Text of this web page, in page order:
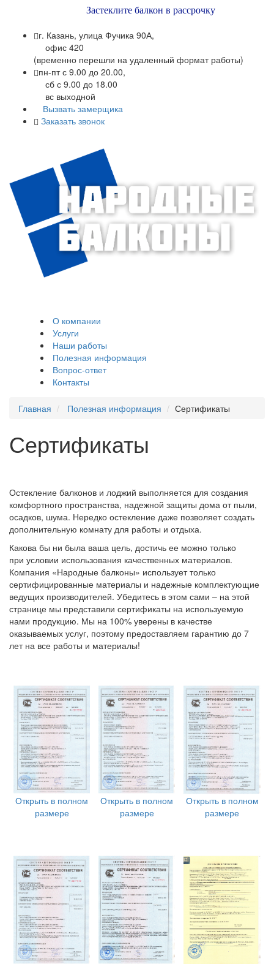
Застеклите балкон в рассрочку
г. Казань, улица Фучика 90А,
офис 420
(временно перешли на удаленный формат работы)
пн-пт с 9.00 до 20.00,
сб с 9.00 до 18.00
вс выходной
Вызвать замерщика
Заказать звонок
О компании
Услуги
Наши работы
Полезная информация
Вопрос-ответ
Контакты
Главная Полезная информация Сертификаты
Сертификаты
Остекление балконов и лоджий выполняется для создания
комфортного пространства, надежной защиты дома от пыли,
осадков, шума. Нередко остекление даже позволяет создать
дополнительную комнату для работы и отдыха.
Какова бы ни была ваша цель, достичь ее можно только
при условии использования качественных материалов.
Компания «Народные балконы» использует только
сертифицированные материалы и надежные комплектующие
ведущих производителей. Убедитесь в этом сами – на этой
странице мы представили сертификаты на используемую
нами продукцию. Мы на 100% уверены в качестве
оказываемых услуг, поэтому предоставляем гарантию до 7
лет на все работы и материалы!
Открыть в полном
размере
Открыть в полном
размере
Открыть в полном
размере